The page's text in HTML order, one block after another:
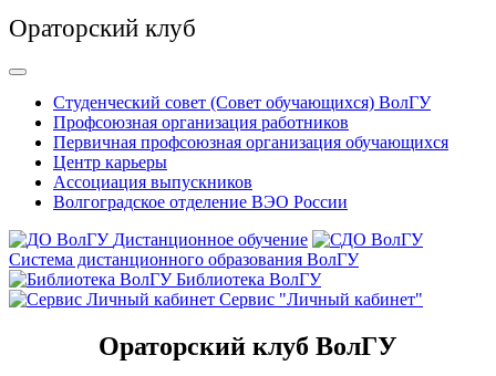
Ораторский клуб
Студенческий совет (Совет обучающихся) ВолГУ
Профсоюзная организация работников
Первичная профсоюзная организация обучающихся
Центр карьеры
Ассоциация выпускников
Волгоградское отделение ВЭО России
Дистанционное обучение
Система дистанционного образования ВолГУ
Библиотека ВолГУ
Сервис "Личный кабинет"
Ораторский клуб ВолГУ